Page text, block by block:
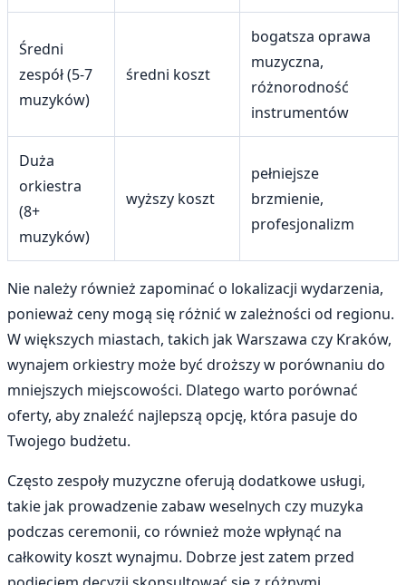
Średni
zespół (5-7
muzyków)
średni koszt
bogatsza oprawa
muzyczna,
różnorodność
instrumentów
Duża
orkiestra
(8+
muzyków)
wyższy koszt
pełniejsze
brzmienie,
profesjonalizm
Nie należy również zapominać o lokalizacji wydarzenia,
ponieważ ceny mogą się różnić w zależności od regionu.
W większych miastach, takich jak Warszawa czy Kraków,
wynajem orkiestry może być droższy w porównaniu do
mniejszych miejscowości. Dlatego warto porównać
oferty, aby znaleźć najlepszą opcję, która pasuje do
Twojego budżetu.
Często zespoły muzyczne oferują dodatkowe usługi,
takie jak prowadzenie zabaw weselnych czy muzyka
podczas ceremonii, co również może wpłynąć na
całkowity koszt wynajmu. Dobrze jest zatem przed